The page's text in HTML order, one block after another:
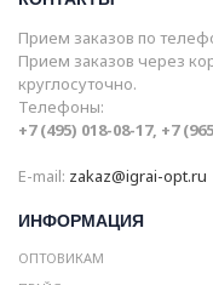
Прием заказов по
Прием заказов через
круглосуточно.
Телефоны:
+7 (495) 018-08-17, +7
E-mail: zakaz@igrai-opt.ru
ИНФОРМАЦИЯ
ОПТОВИКАМ